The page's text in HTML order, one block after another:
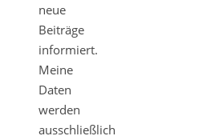
neue
Beiträge
informiert.
Meine
Daten
werden
ausschließlich